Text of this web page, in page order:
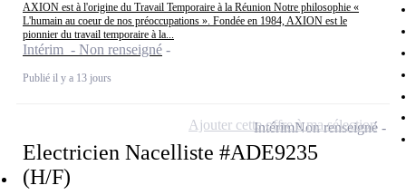
AXION est à l'origine du Travail Temporaire à la Réunion Notre philosophie «
L'humain au coeur de nos préoccupations ». Fondée en 1984, AXION est le
pionnier du travail temporaire à la...
Intérim - Non renseigné
Publié il y a 13 jours
Electricien Nacelliste #ADE9235
(H/F)
IntérimNon renseigné
Ajouter cette offre à ma sélection